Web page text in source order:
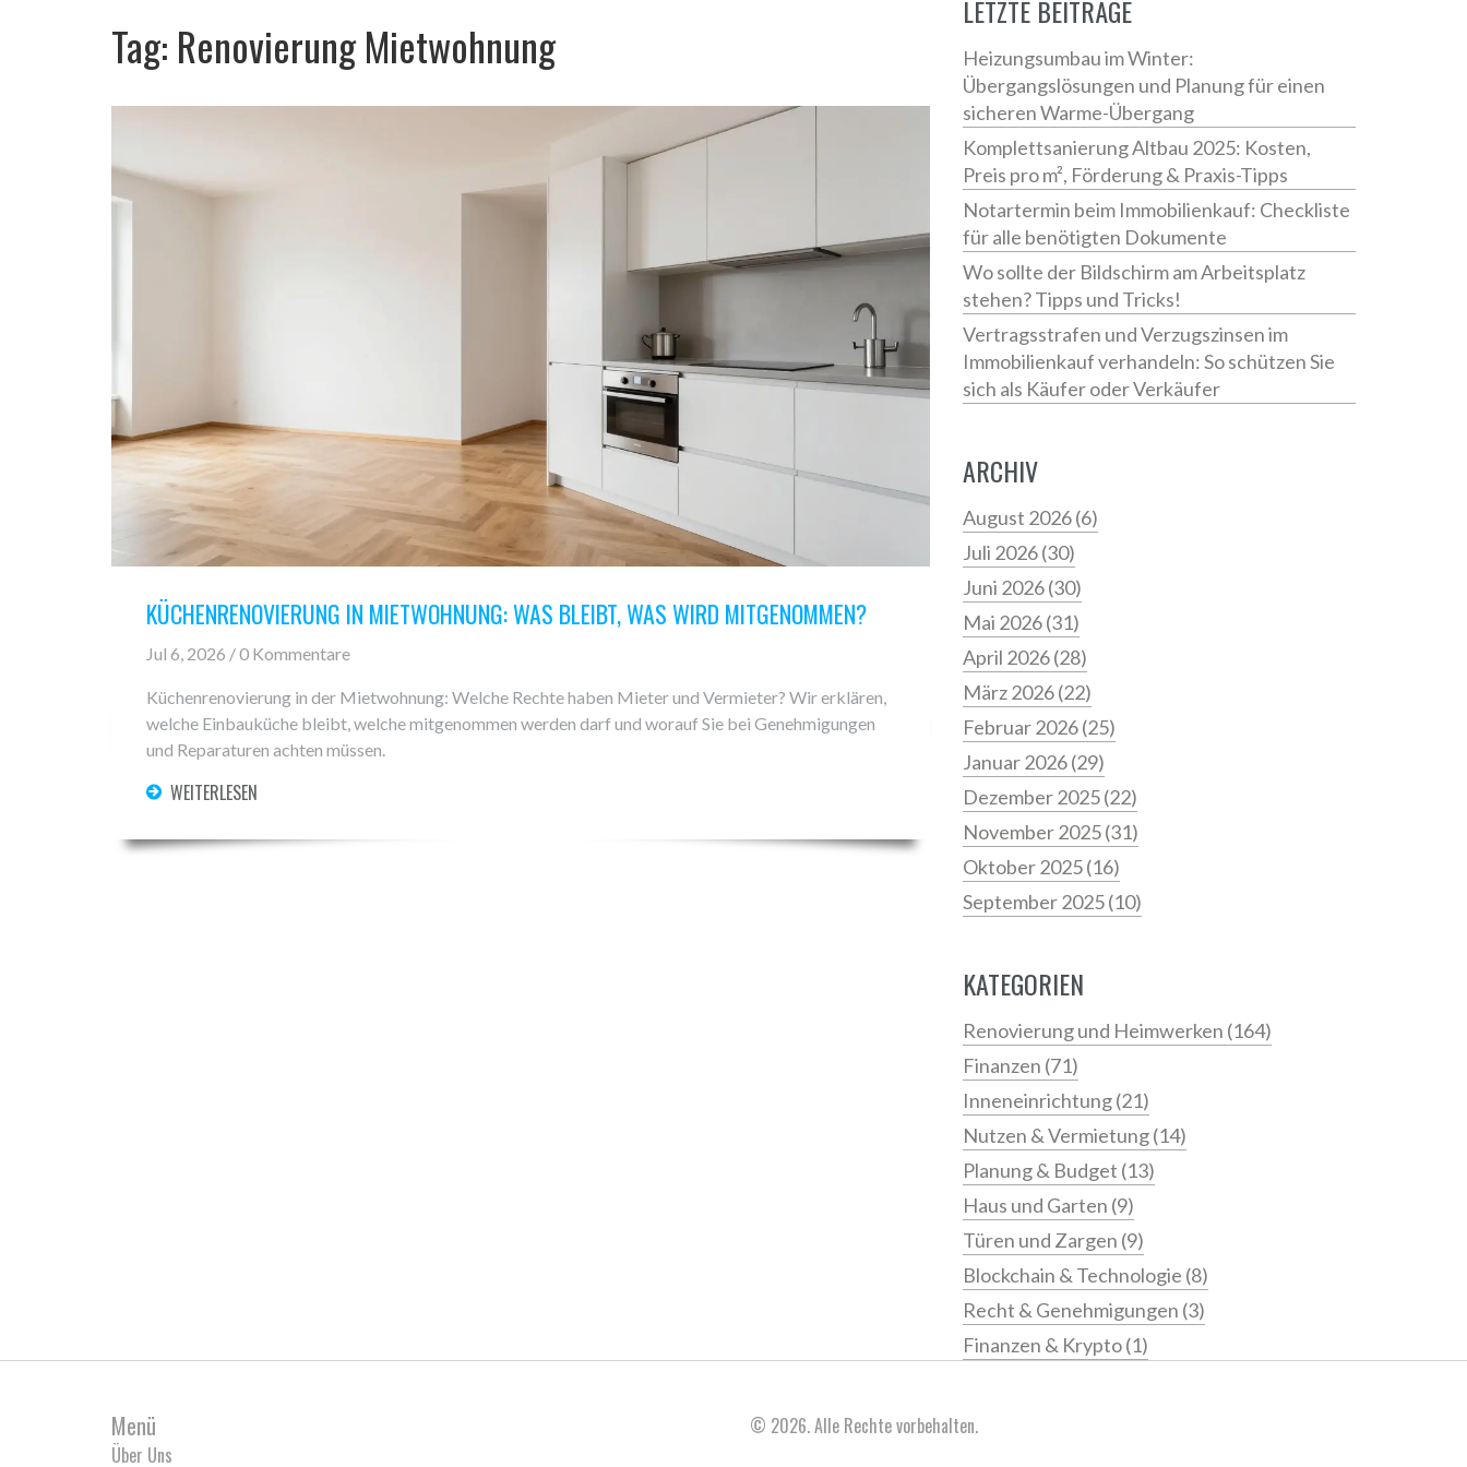
Tag: Renovierung Mietwohnung
KÜCHENRENOVIERUNG IN MIETWOHNUNG: WAS BLEIBT, WAS WIRD MITGENOMMEN?
Jul 6, 2026 / 0 Kommentare
Küchenrenovierung in der Mietwohnung: Welche Rechte haben Mieter und Vermieter? Wir erklären,
welche Einbauküche bleibt, welche mitgenommen werden darf und worauf Sie bei Genehmigungen
und Reparaturen achten müssen.
WEITERLESEN
LETZTE BEITRÄGE
Heizungsumbau im Winter:
Übergangslösungen und Planung für einen
sicheren Warme-Übergang
Komplettsanierung Altbau 2025: Kosten,
Preis pro m², Förderung & Praxis-Tipps
Notartermin beim Immobilienkauf: Checkliste
für alle benötigten Dokumente
Wo sollte der Bildschirm am Arbeitsplatz
stehen? Tipps und Tricks!
Vertragsstrafen und Verzugszinsen im
Immobilienkauf verhandeln: So schützen Sie
sich als Käufer oder Verkäufer
ARCHIV
August 2026(6)
Juli 2026(30)
Juni 2026(30)
Mai 2026(31)
April 2026(28)
März 2026(22)
Februar 2026(25)
Januar 2026(29)
Dezember 2025(22)
November 2025(31)
Oktober 2025(16)
September 2025(10)
KATEGORIEN
Renovierung und Heimwerken (164)
Finanzen (71)
Inneneinrichtung(21)
Nutzen & Vermietung(14)
Planung & Budget (13)
Haus und Garten (9)
Türen und Zargen (9)
Blockchain & Technologie (8)
Recht & Genehmigungen (3)
Finanzen & Krypto(1)
Menü
Über Uns
© 2026. Alle Rechte vorbehalten.